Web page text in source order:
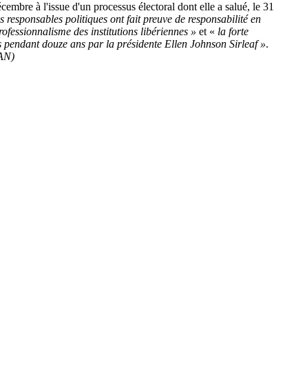
à l'issue d'un processus électoral dont elle a salué, le 31
responsables politiques ont fait preuve de responsabilité en
des institutions libériennes » et « la forte
douze ans par la présidente Ellen Johnson Sirleaf ».